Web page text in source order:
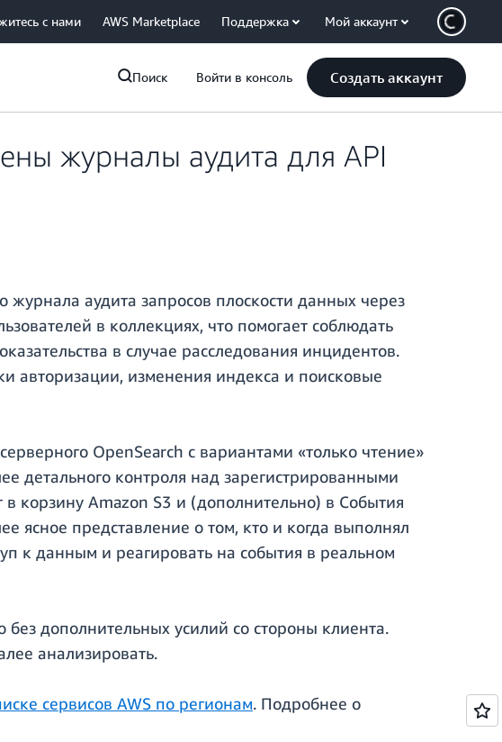
с нами AWS Marketplace Поддержка Мой аккаунт
Поиск Войти в консоль Создать аккаунт
журналы аудита для API
аудита запросов плоскости данных через
в коллекциях, что помогает соблюдать
в случае расследования инцидентов.
авторизации, изменения индекса и поисковые
OpenSearch с вариантами «только чтение»
детального контроля над зарегистрированными
корзину Amazon S3 и (дополнительно) в События
ясное представление о том, кто и когда выполнял
к данным и реагировать на события в реальном
дополнительных усилий со стороны клиента.
анализировать.
сервисов AWS по регионам. Подробнее о